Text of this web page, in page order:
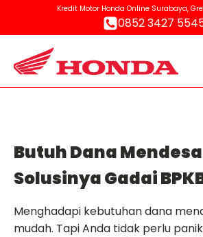
Kredit Motor Honda Online Surabaya,
0852 3427
Butuh Dana
Solusinya Gadai
Menghadapi kebutuhan dana
mudah. Tapi Anda tidak perlu